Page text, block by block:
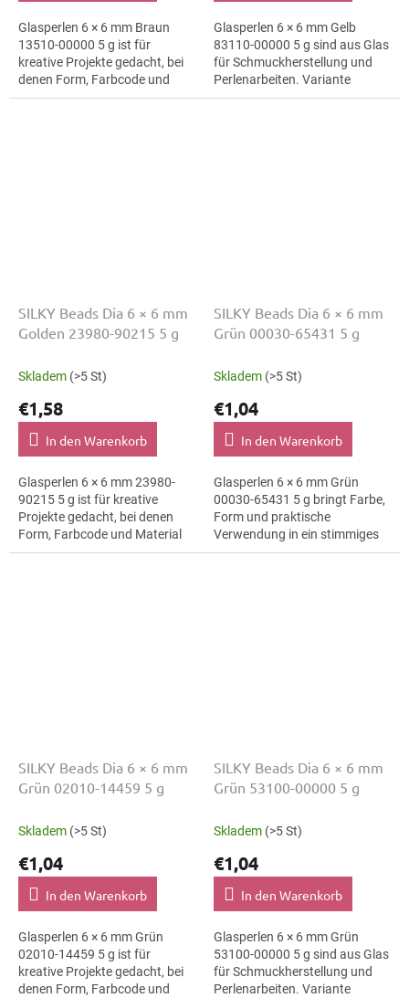
Glasperlen 6 × 6 mm Braun
13510-00000 5 g ist für
kreative Projekte gedacht, bei
denen Form, Farbcode und
Material klar erkennbar bleiben.
Glasperlen 6 × 6 mm Gelb
83110-00000 5 g sind aus Glas
für Schmuckherstellung und
Perlenarbeiten. Variante
83110-00000 eignet sich für
SILKY Beads Dia 6 × 6 mm
Golden 23980-90215 5 g
Skladem (>5 St)
€1,58
In den Warenkorb
Glasperlen 6 × 6 mm 23980-
90215 5 g ist für kreative
Projekte gedacht, bei denen
Form, Farbcode und Material
klar erkennbar bleiben.
SILKY Beads Dia 6 × 6 mm
Grün 00030-65431 5 g
Skladem (>5 St)
€1,04
In den Warenkorb
Glasperlen 6 × 6 mm Grün
00030-65431 5 g bringt Farbe,
Form und praktische
Verwendung in ein stimmiges
Schmuckprojekt. Variante
SILKY Beads Dia 6 × 6 mm
Grün 02010-14459 5 g
Skladem (>5 St)
€1,04
In den Warenkorb
Glasperlen 6 × 6 mm Grün
02010-14459 5 g ist für
kreative Projekte gedacht, bei
denen Form, Farbcode und
SILKY Beads Dia 6 × 6 mm
Grün 53100-00000 5 g
Skladem (>5 St)
€1,04
In den Warenkorb
Glasperlen 6 × 6 mm Grün
53100-00000 5 g sind aus Glas
für Schmuckherstellung und
Perlenarbeiten. Variante